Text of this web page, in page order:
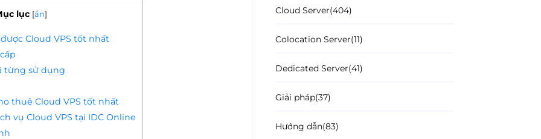
lục [ẩn]
Cloud VPS tốt nhất
từng sử dụng
thuê Cloud VPS tốt nhất
vụ Cloud VPS tại IDC Online
Cloud Server(404)
Colocation Server(11)
Dedicated Server(41)
Giải pháp(37)
Hướng dẫn(83)